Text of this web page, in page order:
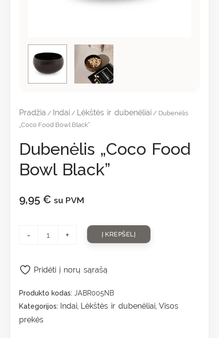
Pradžia / Indai / Lėkštės ir dubenėliai / Dubenėlis
„Coco Food Bowl Black”
Dubenėlis „Coco Food
Bowl Black”
9,95 € su PVM
- + Į KREPŠELĮ
Produkto kodas: JABR005NB
Kategorijos: Indai, Lėkštės ir dubenėliai, Visos
prekės
Pridėti į norų sąrašą